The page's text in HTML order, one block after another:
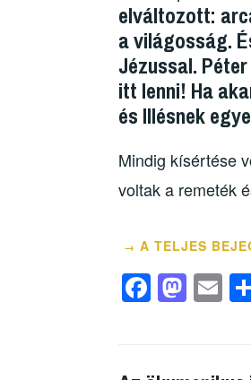
o
o
k
o
n
elváltozott:
a világosság.
Jézussal.
itt lenni! Ha
és Illésnek
Mindig kísértése
voltak a remeték
→ A TELJES
F
a
M
a
E
m